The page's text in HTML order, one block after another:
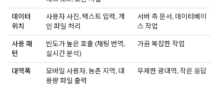
데이터
위치
사용자 사진, 텍스트 입력, 개
인 파일 처리
서버 측 문서, 데이터베이
스 작업
사용 패
턴
빈도가 높은 호출 (채팅 번역,
실시간 분석)
가끔 복잡한 작업
대역폭
모바일 사용자, 농촌 지역, 대
용량 파일 출력
무제한 광대역, 작은 응답